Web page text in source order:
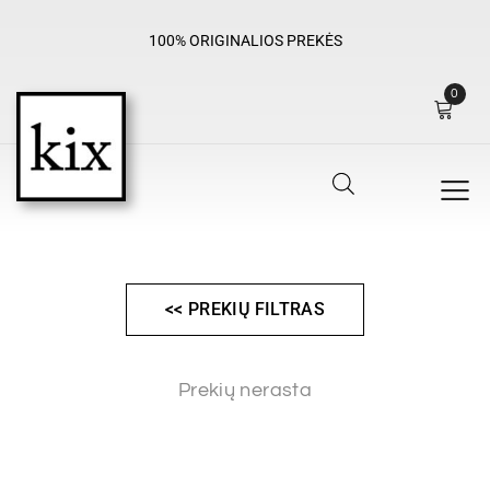
100% ORIGINALIOS PREKĖS
0
<< PREKIŲ FILTRAS
Prekių nerasta